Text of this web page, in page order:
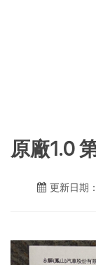
原廠1.0
更新日期